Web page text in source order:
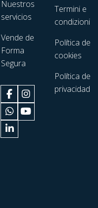
Nuestros
servicios
Vende de
Forma
Segura
Termini e
condizioni
Política de
cookies
Política de
privacidad